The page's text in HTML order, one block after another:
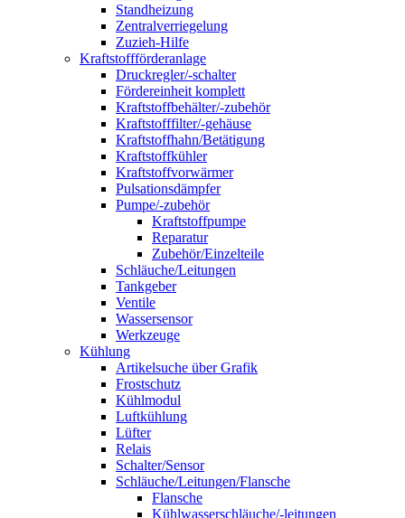
Standheizung
Zentralverriegelung
Zuzieh-Hilfe
Kraftstoffförderanlage
Druckregler/-schalter
Fördereinheit komplett
Kraftstoffbehälter/-zubehör
Kraftstofffilter/-gehäuse
Kraftstoffhahn/Betätigung
Kraftstoffkühler
Kraftstoffvorwärmer
Pulsationsdämpfer
Pumpe/-zubehör
Kraftstoffpumpe
Reparatur
Zubehör/Einzelteile
Schläuche/Leitungen
Tankgeber
Ventile
Wassersensor
Werkzeuge
Kühlung
Artikelsuche über Grafik
Frostschutz
Kühlmodul
Luftkühlung
Lüfter
Relais
Schalter/Sensor
Schläuche/Leitungen/Flansche
Flansche
Kühlwasserschläuche/-leitungen